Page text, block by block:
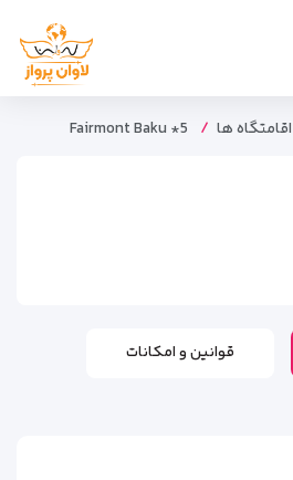
اقامتگاه ها Fairmont Baku *5
قوانین و امکانات